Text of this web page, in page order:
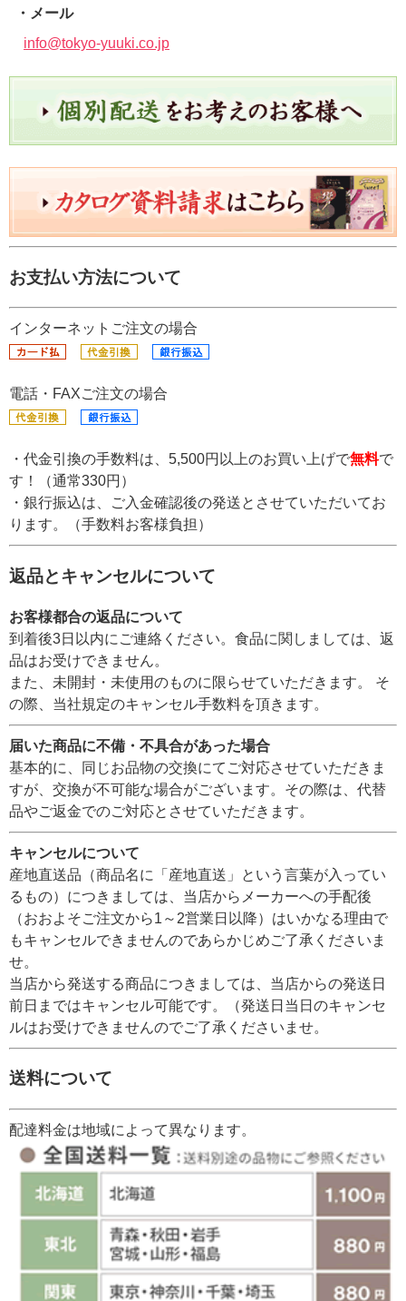
・メール
info@tokyo-yuuki.co.jp
お支払い方法について
インターネットご注文の場合
電話・FAXご注文の場合
・代金引換の手数料は、5,500円以上のお買い上げで無料で
す！（通常330円）
・銀行振込は、ご入金確認後の発送とさせていただいてお
ります。（手数料お客様負担）
返品とキャンセルについて
お客様都合の返品について
到着後3日以内にご連絡ください。食品に関しましては、返
品はお受けできません。
また、未開封・未使用のものに限らせていただきます。 そ
の際、当社規定のキャンセル手数料を頂きます。
届いた商品に不備・不具合があった場合
基本的に、同じお品物の交換にてご対応させていただきま
すが、交換が不可能な場合がございます。その際は、代替
品やご返金でのご対応とさせていただきます。
キャンセルについて
産地直送品（商品名に「産地直送」という言葉が入ってい
るもの）につきましては、当店からメーカーへの手配後
（おおよそご注文から1～2営業日以降）はいかなる理由で
もキャンセルできませんのであらかじめご了承くださいま
せ。
当店から発送する商品につきましては、当店からの発送日
前日まではキャンセル可能です。（発送日当日のキャンセ
ルはお受けできませんのでご了承くださいませ。
送料について
配達料金は地域によって異なります。